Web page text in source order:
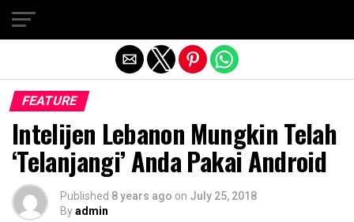
FEATURE
Intelijen Lebanon Mungkin Telah
‘Telanjangi’ Anda Pakai Android
Published 8 years ago on July 25, 2018
Byadmin